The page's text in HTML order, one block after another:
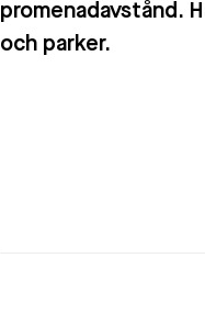
promenadavstånd.
och parker.